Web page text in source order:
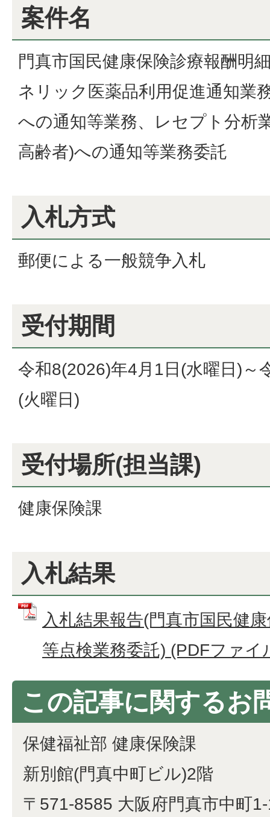
案件名
門真市国民健康保険診療報酬明
ネリック医薬品利用促進通知業
への通知等業務、レセプト分析
高齢者)への通知等業務委託
入札方式
郵便による一般競争入札
受付期間
令和8(2026)年4月1日(水曜日)～
(火曜日)
受付場所(担当課)
健康保険課
入札結果
入札結果報告(門真市国民健
等点検業務委託) (PDFファイ
この記事に関するお
保健福祉部 健康保険課
新別館(門真中町ビル)2階
〒571-8585 大阪府門真市中町